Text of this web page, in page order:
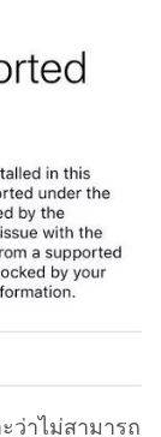
ว่าไม่สามารถ